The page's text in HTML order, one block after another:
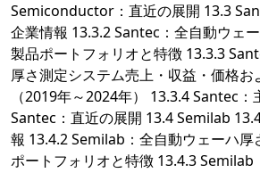
Semiconductor：直近の展開 13.3
企業情報 13.3.2 Santec：全自動ウェ
製品ポートフォリオと特徴 13.3.3
厚さ測定システム売上・収益・価格お
（2019年～2024年） 13.3.4 Santec
Santec：直近の展開 13.4 Semilab
報 13.4.2 Semilab：全自動ウェーハ厚
ポートフォリオと特徴 13.4.3 Semilab